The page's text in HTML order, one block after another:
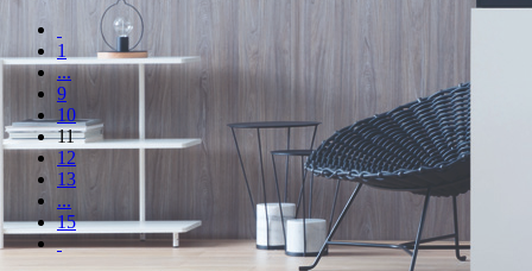
1
...
9
10
11
12
13
...
15